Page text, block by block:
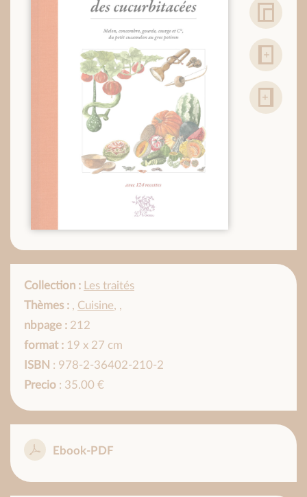
Collection : Les traités
Thèmes : , Cuisine, ,
nbpage : 212
format : 19 x 27 cm
ISBN : 978-2-36402-210-2
Precio : 35.00 €
Ebook-PDF